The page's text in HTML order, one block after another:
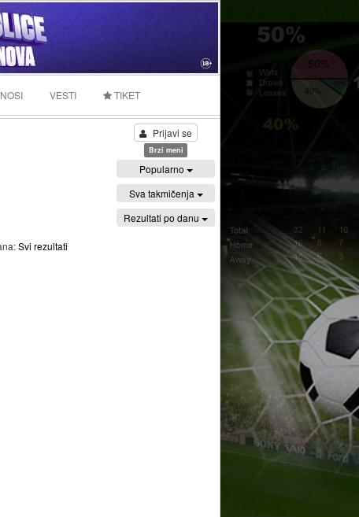
VESTI TIKET
Svi rezultati
Prijavi se
Brzi meni
Popularno
Sva takmičenja
Rezultati po danu